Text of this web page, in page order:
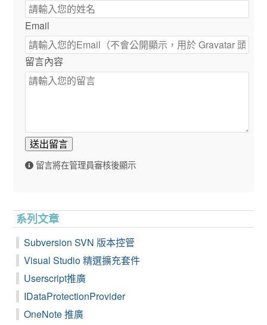
Email
留言內容
送出留言
留言將在管理員審核後顯示
系列文章
Subversion SVN 版本控管
Visual Studio 精選擴充套件
Userscript推廣
IDataProtectionProvider
OneNote 推廣